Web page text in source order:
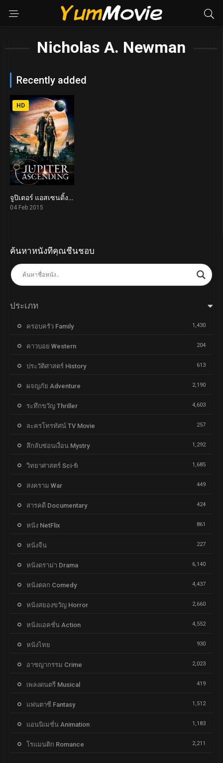
Nicholas A. Newman
Recently added
5.3
HD
จูปิเตอร์ แอสเซนดิ้ง Jupiter Ascending (2015)
04 Feb 2015
ค้นหาหนังที่คุณชื่นชอบ
ประเภท
ครอบครัว Family 1,430
คาวบอย Western 204
ประวัติศาสตร์ History 613
ผจญภัย Adventure 2,190
ระทึกขวัญ Thriller 4,603
ละครโทรทัศน์ TV Movie 257
ลึกลับซ่อนเงื่อน Mystry 1,292
วิทยาศาสตร์ Sci-fi 1,685
สงคราม War 449
สารคดี Documentary 424
หนัง NetFlix 861
หนังจีน 227
หนังดราม่า Drama 6,140
หนังตลก Comedy 4,437
หนังสยองขวัญ Horror 2,660
หนังแอคชั่น Action 4,552
หนังไทย 930
อาชญากรรม Crime 2,023
เพลงดนตรี Musical 419
แฟนตาซี Fantasy 1,512
แอนนิเมชั่น Animation 1,183
โรแมนติก Romance 2,211